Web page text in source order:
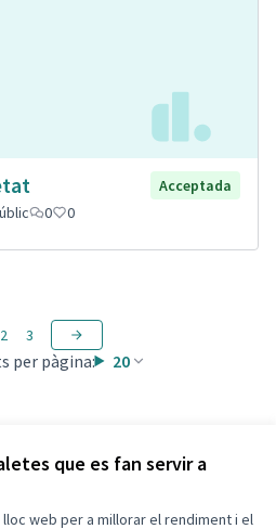
que es fan servir a
web per a millorar el rendiment i el
Acceptada
0 0
per pàgina: 20
2 3